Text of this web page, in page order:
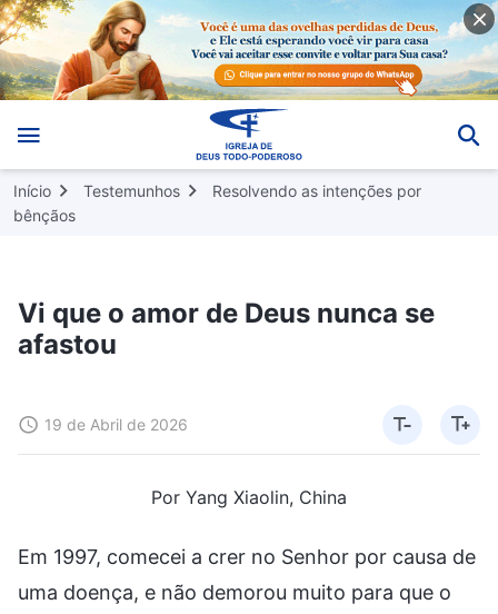
Início Testemunhos
Resolvendo as intenções por
bênçãos
Vi que o amor de Deus nunca se
afastou
19 de Abril de 2026
Por Yang Xiaolin, China
Em 1997, comecei a crer no Senhor por causa de
uma doença, e não demorou muito para que o